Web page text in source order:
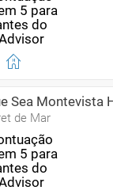
Sea Montevista
de Mar